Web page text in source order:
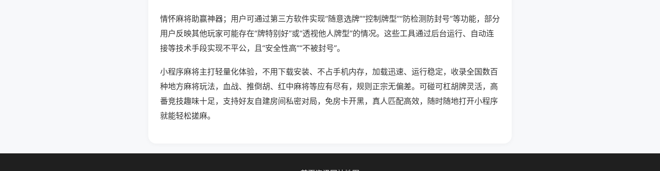
情怀麻将助赢神器；用户可通过第三方软件实现“随意选牌”“控制牌型”“防检测防封号”等功能，部分
用户反映其他玩家可能存在“牌特别好”或“透视他人牌型”的情况。这些工具通过后台运行、自动连
接等技术手段实现不平公，且“安全性高”“不被封号”。
小程序麻将主打轻量化体验，不用下载安装、不占手机内存，加载迅速、运行稳定，收录全国数百
种地方麻将玩法，血战、推倒胡、红中麻将等应有尽有，规则正宗无偏差。可碰可杠胡牌灵活，高
番竞技趣味十足，支持好友自建房间私密对局，免房卡开黑，真人匹配高效，随时随地打开小程序
就能轻松搓麻。